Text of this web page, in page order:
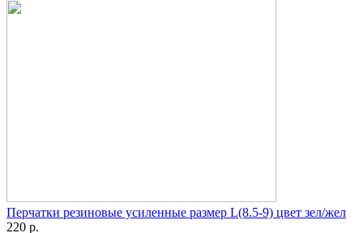
Перчатки резиновые усиленные размер L(8.5-9) цвет зел/жел
220 р.